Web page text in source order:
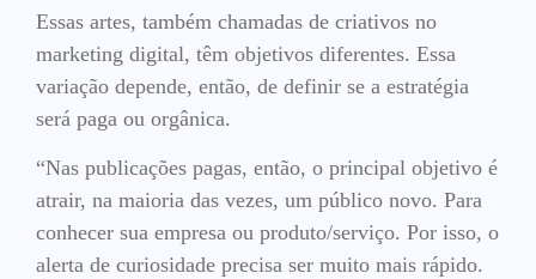
Essas artes, também chamadas de criativos no
marketing digital, têm objetivos diferentes. Essa
variação depende, então, de definir se a estratégia
será paga ou orgânica.
“Nas publicações pagas, então, o principal objetivo é
atrair, na maioria das vezes, um público novo. Para
conhecer sua empresa ou produto/serviço. Por isso, o
alerta de curiosidade precisa ser muito mais rápido.